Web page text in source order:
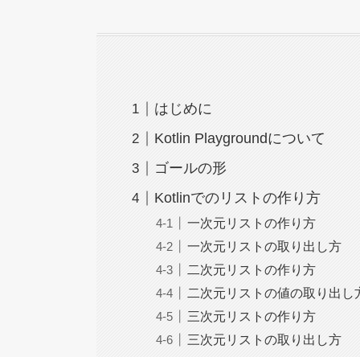
はじめに
Kotlin Playgroundについて
ゴールの形
Kotlinでのリストの作り方
一次元リストの作り方
一次元リストの取り出し方
二次元リストの作り方
二次元リストの値の取り出し
三次元リストの作り方
三次元リストの取り出し方